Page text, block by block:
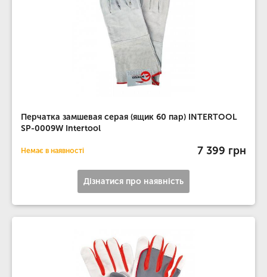
Перчатка замшевая серая (ящик 60 пар) INTERTOOL
SP-0009W Intertool
Немає в наявності 7 399 грн
Дізнатися про наявність